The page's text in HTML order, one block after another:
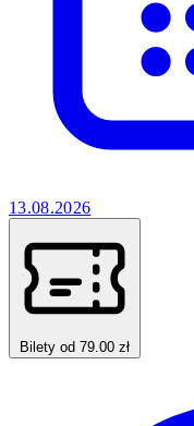
13.08.2026
Bilety od 79.00 zł